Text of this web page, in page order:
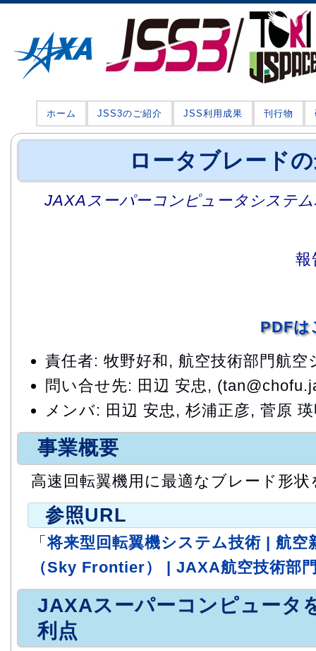
ホーム JSS3のご紹介 JSS利用成果 刊行物
ロータブレード
JAXAスーパーコンピュータシステ
報
PDFは
責任者: 牧野好和, 航空技術部門航
問い合せ先: 田辺 安忠,
メンバ: 田辺 安忠, 杉浦正彦, 菅原
事業概要
高速回転翼機用に最適なブレード形
参照URL
「将来型回転翼機システム技術 | 航空
（Sky Frontier） | JAXA航空技術部
JAXAスーパーコンピュータ
利点